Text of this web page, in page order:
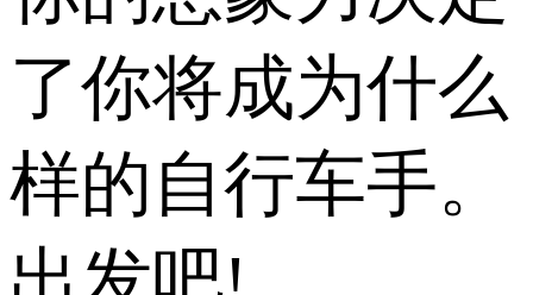
了你将成为什么
样的自行车手。